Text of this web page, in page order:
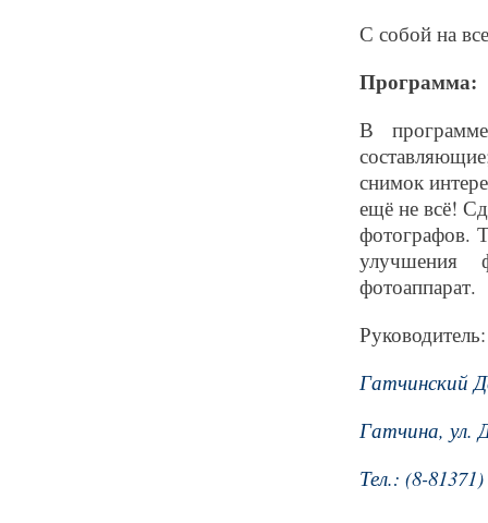
С собой на
Программа:
В
снимок
ещё не всё!
фотографов.
улучшения
фотоаппарат.
Гатчинский
Гатчина, ул.
Тел.: (8-